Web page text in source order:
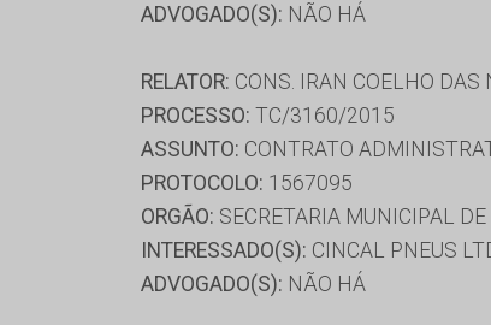
ADVOGADO(S): NÃO HÁ
RELATOR: CONS. IRAN COELHO DAS
PROCESSO: TC/3160/2015
ASSUNTO: CONTRATO
PROTOCOLO: 1567095
ORGÃO: SECRETARIA MUNICIPAL
INTERESSADO(S): CINCAL PNEUS
ADVOGADO(S): NÃO HÁ